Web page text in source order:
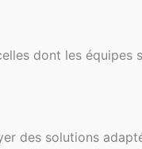
dont les équipes
des solutions